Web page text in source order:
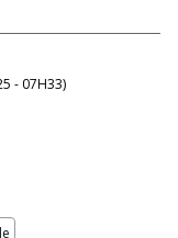
- 07H33)